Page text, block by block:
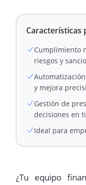
Características
Cumplimiento
riesgos y
y mejora
Gestión de
decisiones en
Ideal para
¿Tu equipo